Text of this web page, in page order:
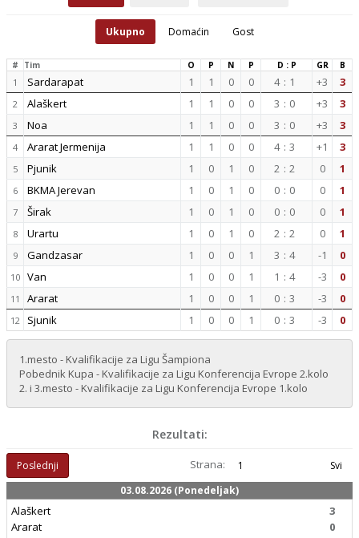
Ukupno Domaćin Gost
# Tim O P N P D : P GR B
1 Sardarapat 1 1 0 0 4 : 1 +3 3
2 Alaškert 1 1 0 0 3 : 0 +3 3
3 Noa 1 1 0 0 3 : 0 +3 3
4 Ararat Jermenija 1 1 0 0 4 : 3 +1 3
5 Pjunik 1 0 1 0 2 : 2 0 1
6 BKMA Jerevan 1 0 1 0 0 : 0 0 1
7 Širak 1 0 1 0 0 : 0 0 1
8 Urartu 1 0 1 0 2 : 2 0 1
9 Gandzasar 1 0 0 1 3 : 4 -1 0
10 Van 1 0 0 1 1 : 4 -3 0
11 Ararat 1 0 0 1 0 : 3 -3 0
12 Sjunik 1 0 0 1 0 : 3 -3 0
1.mesto - Kvalifikacije za Ligu Šampiona
Pobednik Kupa - Kvalifikacije za Ligu Konferencija Evrope 2.kolo
2. i 3.mesto - Kvalifikacije za Ligu Konferencija Evrope 1.kolo
Rezultati:
Poslednji Strana: 1
Svi
03.08.2026 (Ponedeljak)
Alaškert
Ararat
3
0